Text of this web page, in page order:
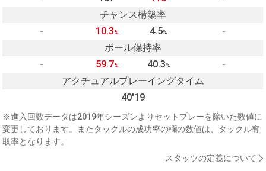
チャンス構築率
-
10.3% 4.5%
-
ボール保持率
-
59.7% 40.3%
-
アクチュアルプレーイングタイム
40'19
※進入回数データは2019年シーズンよりセットプレーを除いた数値に
変更しております。またタックルの成功率の欄の数値は、タックル奪
取率となります。
スタッツの定義について